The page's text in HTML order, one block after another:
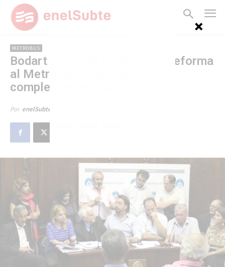
METROBUS
Bodart presenta proyecto de reforma
al Metrobus: “Debe ser
complementario al Subte”
Por enelSubte